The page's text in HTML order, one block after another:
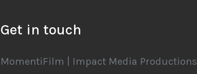
Get in touch
MomentiFilm | Impact Media Productions